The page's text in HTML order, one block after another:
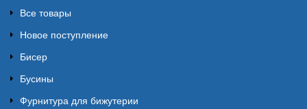
Все товары
Новое поступление
Бисер
Бусины
Фурнитура для бижутерии